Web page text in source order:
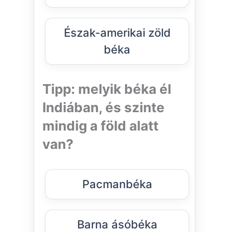
Észak-amerikai zöld
béka
Tipp: melyik béka él
Indiában, és szinte
mindig a föld alatt
van?
Pacmanbéka
Barna ásóbéka